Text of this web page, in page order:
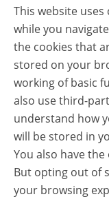
This website
while you
the cookies that
stored on your
working of basic
also use third-
understand how
will be stored in
You also have
But opting out of
your browsing